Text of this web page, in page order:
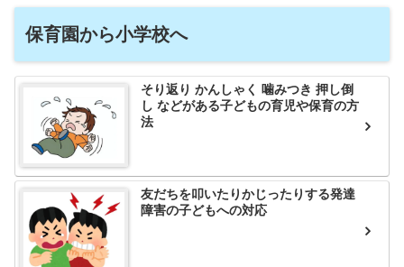
保育園から小学校へ
そり返り かんしゃく 噛みつき 押し倒
し などがある子どもの育児や保育の方
法
友だちを叩いたりかじったりする発達
障害の子どもへの対応